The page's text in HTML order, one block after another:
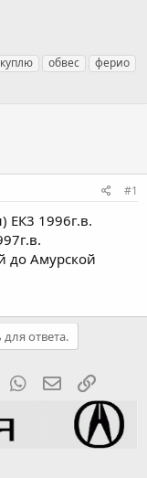
куплю обвес
ферио
#1
ЕК3 1996г.в.
до Амурской
ответа.
Tumblr WhatsApp Ссылка